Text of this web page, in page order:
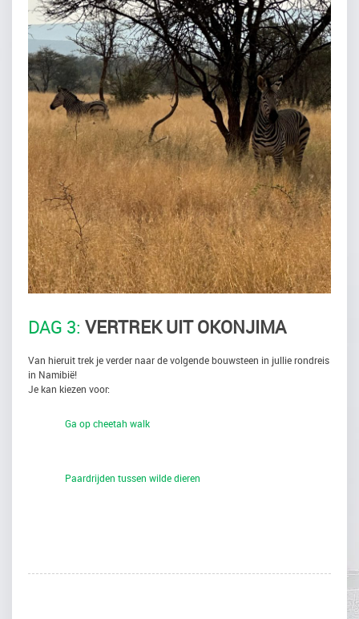
DAG 3: VERTREK UIT OKONJIMA
Van hieruit trek je verder naar de volgende bouwsteen in jullie rondreis
in Namibië!
Je kan kiezen voor:
Ga op cheetah walk
Paardrijden tussen wilde dieren